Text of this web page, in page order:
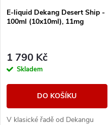
E-liquid Dekang Desert Ship -
100ml (10x10ml), 11mg
1 790 Kč
Skladem
DO KOŠÍKU
V klasické řadě od Dekangu